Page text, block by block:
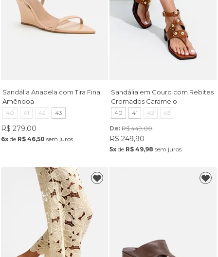
Sandália Anabela com Tira Fina
Amêndoa
40 41 42 43
R$ 279,00
6xde R$ 46,50 sem juros
Sandália em Couro com Rebites
Cromados Caramelo
40 41 42 43
De: R$ 449,00
R$ 249,90
5x de R$ 49,98 sem juros